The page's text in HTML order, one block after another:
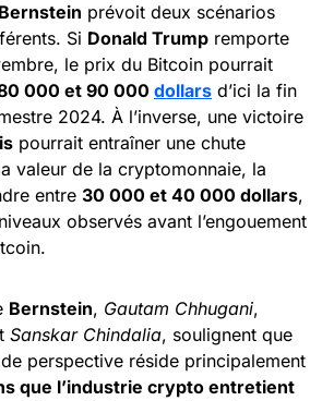
Bernstein prévoit deux scénarios
Si Donald Trump remporte
le prix du Bitcoin pourrait
000 et 90 000 dollars d’ici la fin
2024. À l’inverse, une victoire
pourrait entraîner une chute
valeur de la cryptomonnaie, la
entre 30 000 et 40 000 dollars,
observés avant l’engouement
Bernstein, Gautam Chhugani,
Sanskar Chindalia, soulignent que
perspective réside principalement
que l’industrie crypto entretient